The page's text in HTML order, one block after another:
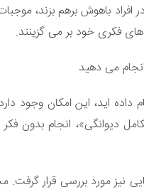
افراد باهوش برهم بزند،
فکری خود بر می گزینند.
می دهید
داده اید، این امکان وجود
دیوانگی»، انجام بدون
نیز مورد بررسی قرار گرفت.